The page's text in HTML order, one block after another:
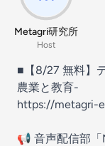
Metagri研究所
Host
■【8/27 無料】
農業と教育-
https://metagri-
📢 音声配信部